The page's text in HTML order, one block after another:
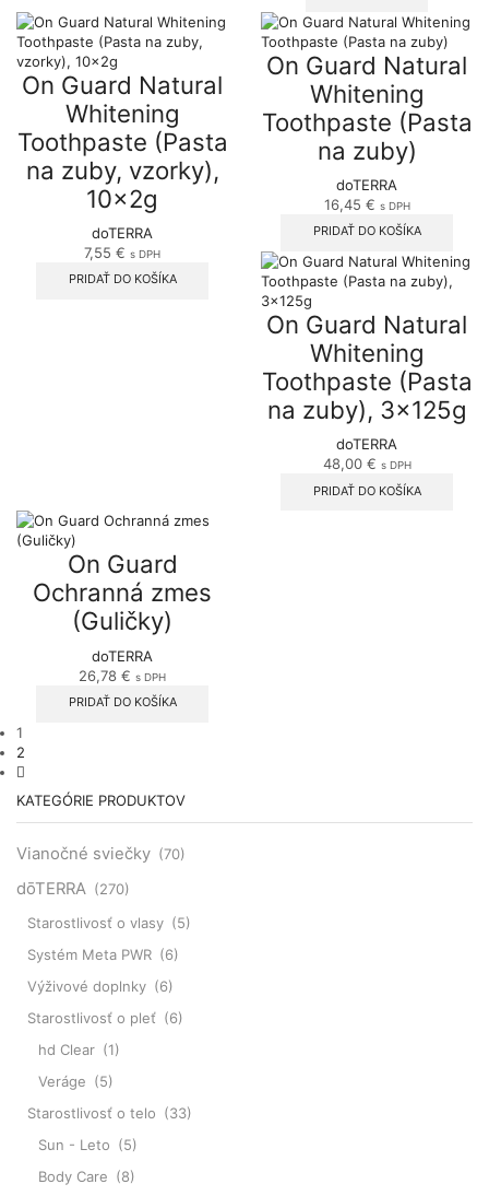
On Guard Natural
Whitening
Toothpaste (Pasta
na zuby, vzorky),
10x2g
doTERRA
7,55 € s DPH
PRIDAŤ DO KOŠÍKA
On Guard Natural
Whitening
Toothpaste (Pasta
na zuby)
doTERRA
16,45 € s DPH
PRIDAŤ DO KOŠÍKA
On Guard Natural
Whitening
Toothpaste (Pasta
na zuby), 3x125g
doTERRA
48,00 € s DPH
PRIDAŤ DO KOŠÍKA
On Guard
Ochranná zmes
(Guličky)
doTERRA
26,78 € s DPH
PRIDAŤ DO KOŠÍKA
1
2
KATEGÓRIE PRODUKTOV
Vianočné sviečky (70)
dōTERRA (270)
Starostlivosť o vlasy (5)
Systém Meta PWR (6)
Výživové doplnky (6)
Starostlivosť o pleť (6)
hd Clear (1)
Veráge (5)
Starostlivosť o telo (33)
Sun - Leto (5)
Body Care (8)